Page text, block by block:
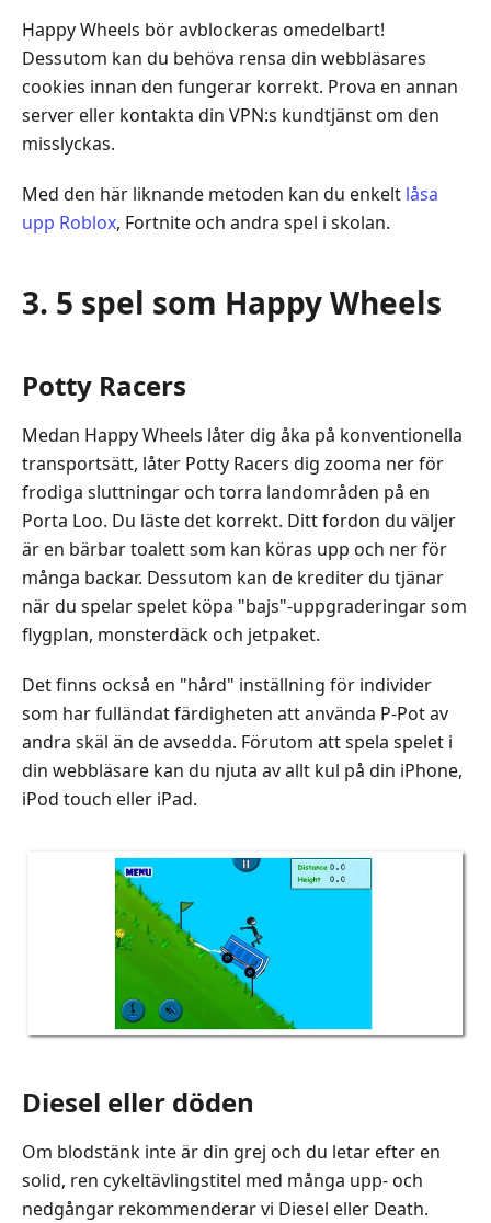
Happy Wheels bör avblockeras omedelbart!
Dessutom kan du behöva rensa din webbläsares
cookies innan den fungerar korrekt. Prova en annan
server eller kontakta din VPN:s kundtjänst om den
misslyckas.
Med den här liknande metoden kan du enkelt låsa
upp Roblox, Fortnite och andra spel i skolan.
3. 5 spel som Happy Wheels
Potty Racers
Medan Happy Wheels låter dig åka på konventionella
transportsätt, låter Potty Racers dig zooma ner för
frodiga sluttningar och torra landområden på en
Porta Loo. Du läste det korrekt. Ditt fordon du väljer
är en bärbar toalett som kan köras upp och ner för
många backar. Dessutom kan de krediter du tjänar
när du spelar spelet köpa "bajs"-uppgraderingar som
flygplan, monsterdäck och jetpaket.
Det finns också en "hård" inställning för individer
som har fulländat färdigheten att använda P-Pot av
andra skäl än de avsedda. Förutom att spela spelet i
din webbläsare kan du njuta av allt kul på din iPhone,
iPod touch eller iPad.
Diesel eller döden
Om blodstänk inte är din grej och du letar efter en
solid, ren cykeltävlingstitel med många upp- och
nedgångar rekommenderar vi Diesel eller Death.